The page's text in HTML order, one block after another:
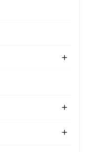


